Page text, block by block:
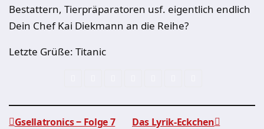
Bestattern, Tierpräparatoren usf. eigentlich endlich
Dein Chef Kai Diekmann an die Reihe?
Letzte Grüße: Titanic
Das Lyrik-Eckchen
Gsellatronics ‒ Folge 7